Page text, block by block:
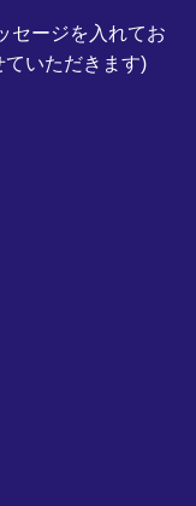
セージを入れてお
いただきます)